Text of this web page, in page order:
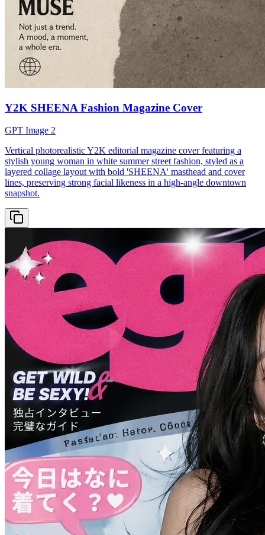
Y2K SHEENA Fashion Magazine Cover
GPT Image 2
Vertical photorealistic Y2K editorial magazine cover featuring a
stylish young woman in white summer street fashion, styled as a
layered collage layout with bold 'SHEENA' masthead and cover
lines, preserving strong facial likeness in a high-angle downtown
snapshot.